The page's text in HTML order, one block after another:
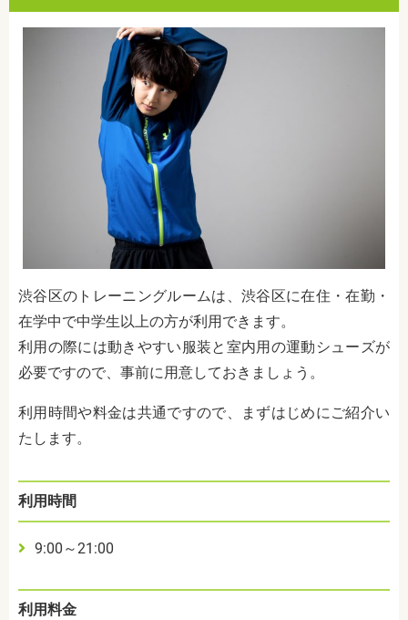
渋谷区のトレーニングルームは、渋谷区に在住・在勤・
在学中で中学生以上の方が利用できます。
利用の際には動きやすい服装と室内用の運動シューズが
必要ですので、事前に用意しておきましょう。
利用時間や料金は共通ですので、まずはじめにご紹介い
たします。
利用時間
9:00～21:00
利用料金